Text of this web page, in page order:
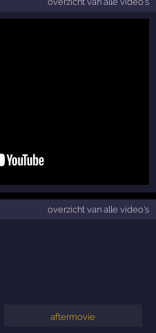
overzicht van alle video's
aftermovie